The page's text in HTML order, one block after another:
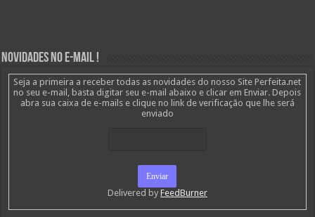
Novidades no E-mail !
Seja a primeira a receber todas as novidades do nosso Site Perfeita.net
no seu e-mail, basta digitar seu e-mail abaixo e clicar em Enviar. Depois
abra sua caixa de e-mails e clique no link de verificação que lhe será
enviado
Delivered by FeedBurner